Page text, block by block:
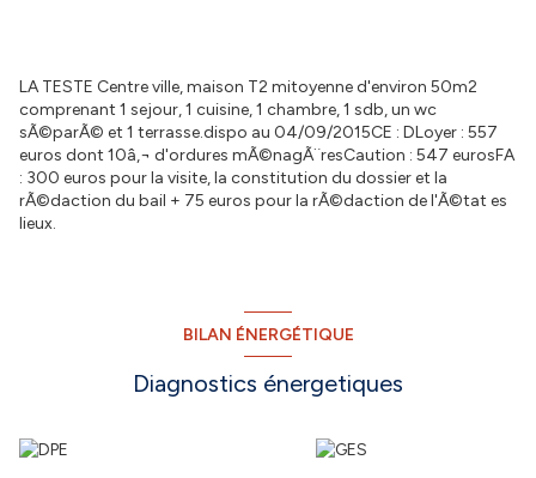
LA TESTE Centre ville, maison T2 mitoyenne d'environ 50m2
comprenant 1 sejour, 1 cuisine, 1 chambre, 1 sdb, un wc
sÃ©parÃ© et 1 terrasse.dispo au 04/09/2015CE : DLoyer : 557
euros dont 10â‚¬ d'ordures mÃ©nagÃ¨resCaution : 547 eurosFA
: 300 euros pour la visite, la constitution du dossier et la
rÃ©daction du bail + 75 euros pour la rÃ©daction de l'Ã©tat es
lieux.
BILAN ÉNERGÉTIQUE
Diagnostics énergetiques